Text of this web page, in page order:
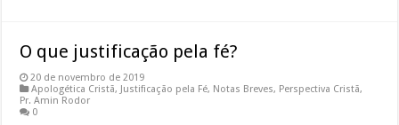
O que justificação pela fé?
20 de novembro de 2019
Apologética Cristã, Justificação pela Fé, Notas Breves, Perspectiva Cristã,
Pr. Amin Rodor
0